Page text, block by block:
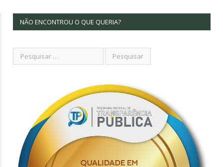
NÃO ENCONTROU O QUE QUERIA?